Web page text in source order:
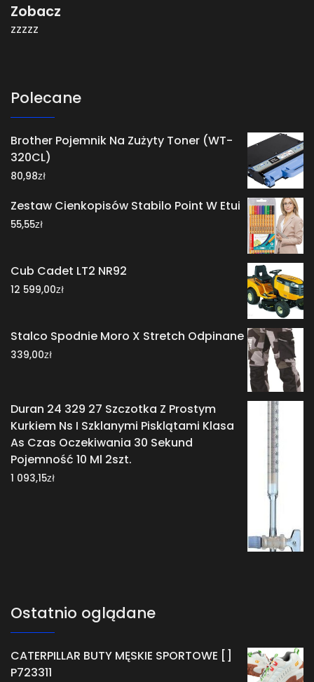
Zobacz
zzzzz
Polecane
Brother Pojemnik Na Zużyty Toner (WT-
320CL)
80,98zł
Zestaw Cienkopisów Stabilo Point W Etui
55,55zł
Cub Cadet LT2 NR92
12 599,00zł
Stalco Spodnie Moro X Stretch Odpinane
339,00zł
Duran 24 329 27 Szczotka Z Prostym
Kurkiem Ns I Szklanymi Pisklątami Klasa
As Czas Oczekiwania 30 Sekund
Pojemność 10 Ml 2szt.
1 093,15zł
Ostatnio oglądane
CATERPILLAR BUTY MĘSKIE SPORTOWE []
P723311